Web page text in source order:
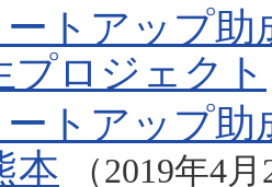
ートアップ
プロジェクト
ートアップ
本
（2019年4